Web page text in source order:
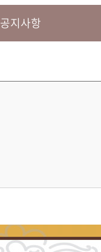
공지사항